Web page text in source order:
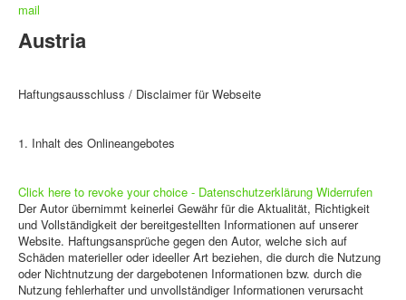
mail
Austria
Haftungsausschluss / Disclaimer für Webseite
1. Inhalt des Onlineangebotes
Click here to revoke your choice - Datenschutzerklärung Widerrufen
Der Autor übernimmt keinerlei Gewähr für die Aktualität, Richtigkeit
und Vollständigkeit der bereitgestellten Informationen auf unserer
Website. Haftungsansprüche gegen den Autor, welche sich auf
Schäden materieller oder ideeller Art beziehen, die durch die Nutzung
oder Nichtnutzung der dargebotenen Informationen bzw. durch die
Nutzung fehlerhafter und unvollständiger Informationen verursacht